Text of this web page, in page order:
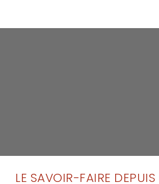
LE SAVOIR-FAIRE